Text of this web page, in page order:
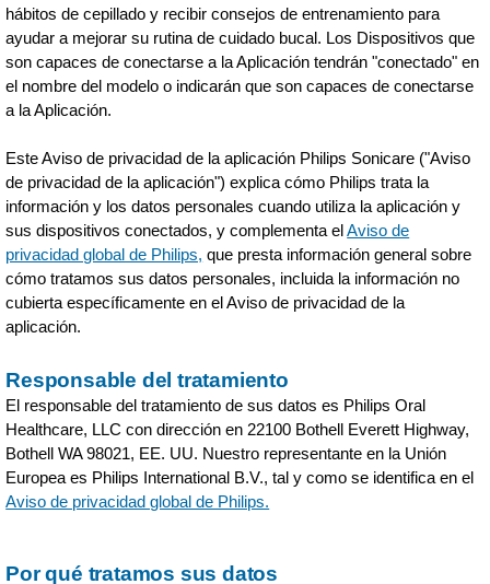
hábitos de cepillado y recibir consejos de entrenamiento para
ayudar a mejorar su rutina de cuidado bucal. Los Dispositivos que
son capaces de conectarse a la Aplicación tendrán "conectado" en
el nombre del modelo o indicarán que son capaces de conectarse
a la Aplicación.
Este Aviso de privacidad de la aplicación Philips Sonicare ("Aviso
de privacidad de la aplicación") explica cómo Philips trata la
información y los datos personales cuando utiliza la aplicación y
sus dispositivos conectados, y complementa elAviso de
privacidad global de Philips, que presta información general sobre
cómo tratamos sus datos personales, incluida la información no
cubierta específicamente en el Aviso de privacidad de la
aplicación.
Responsable del tratamiento
El responsable del tratamiento de sus datos es Philips Oral
Healthcare, LLC con dirección en 22100 Bothell Everett Highway,
Bothell WA 98021, EE. UU. Nuestro representante en la Unión
Europea es Philips International B.V., tal y como se identifica en el
Aviso de privacidad global de Philips.
Por qué tratamos sus datos